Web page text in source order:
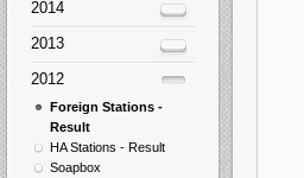
2014
2013
2012
Foreign Stations -
Result
HA Stations - Result
Soapbox